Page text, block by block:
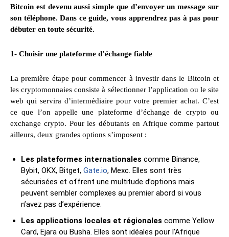
Bitcoin est devenu aussi simple que d’envoyer un message sur
son téléphone. Dans ce guide, vous apprendrez pas à pas pour
débuter en toute sécurité.
1- Choisir une plateforme d’échange fiable
La première étape pour commencer à investir dans le Bitcoin et
les cryptomonnaies consiste à sélectionner l’application ou le site
web qui servira d’intermédiaire pour votre premier achat. C’est
ce que l’on appelle une plateforme d’échange de crypto ou
exchange crypto. Pour les débutants en Afrique comme partout
ailleurs, deux grandes options s’imposent :
Les plateformes internationales comme Binance,
Bybit, OKX, Bitget, Gate.io, Mexc. Elles sont très
sécurisées et offrent une multitude d’options mais
peuvent sembler complexes au premier abord si vous
n’avez pas d’expérience.
Les applications locales et régionales comme Yellow
Card, Ejara ou Busha. Elles sont idéales pour l’Afrique